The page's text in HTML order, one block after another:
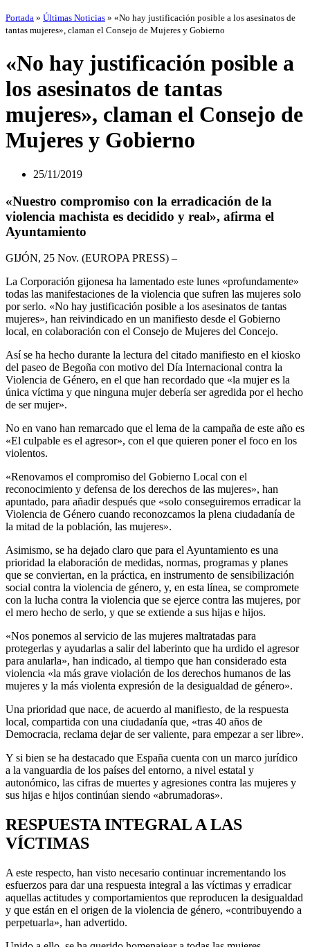
Portada » Últimas Noticias » «No hay justificación posible a los asesinatos de
tantas mujeres», claman el Consejo de Mujeres y Gobierno
«No hay justificación posible a
los asesinatos de tantas
mujeres», claman el Consejo de
Mujeres y Gobierno
25/11/2019
«Nuestro compromiso con la erradicación de la
violencia machista es decidido y real», afirma el
Ayuntamiento
GIJÓN, 25 Nov. (EUROPA PRESS) –
La Corporación gijonesa ha lamentado este lunes «profundamente»
todas las manifestaciones de la violencia que sufren las mujeres solo
por serlo. «No hay justificación posible a los asesinatos de tantas
mujeres», han reivindicado en un manifiesto desde el Gobierno
local, en colaboración con el Consejo de Mujeres del Concejo.
Así se ha hecho durante la lectura del citado manifiesto en el kiosko
del paseo de Begoña con motivo del Día Internacional contra la
Violencia de Género, en el que han recordado que «la mujer es la
única víctima y que ninguna mujer debería ser agredida por el hecho
de ser mujer».
No en vano han remarcado que el lema de la campaña de este año es
«El culpable es el agresor», con el que quieren poner el foco en los
violentos.
«Renovamos el compromiso del Gobierno Local con el
reconocimiento y defensa de los derechos de las mujeres», han
apuntado, para añadir después que «solo conseguiremos erradicar la
Violencia de Género cuando reconozcamos la plena ciudadanía de
la mitad de la población, las mujeres».
Asimismo, se ha dejado claro que para el Ayuntamiento es una
prioridad la elaboración de medidas, normas, programas y planes
que se conviertan, en la práctica, en instrumento de sensibilización
social contra la violencia de género, y, en esta línea, se compromete
con la lucha contra la violencia que se ejerce contra las mujeres, por
el mero hecho de serlo, y que se extiende a sus hijas e hijos.
«Nos ponemos al servicio de las mujeres maltratadas para
protegerlas y ayudarlas a salir del laberinto que ha urdido el agresor
para anularla», han indicado, al tiempo que han considerado esta
violencia «la más grave violación de los derechos humanos de las
mujeres y la más violenta expresión de la desigualdad de género».
Una prioridad que nace, de acuerdo al manifiesto, de la respuesta
local, compartida con una ciudadanía que, «tras 40 años de
Democracia, reclama dejar de ser valiente, para empezar a ser libre».
Y si bien se ha destacado que España cuenta con un marco jurídico
a la vanguardia de los países del entorno, a nivel estatal y
autonómico, las cifras de muertes y agresiones contra las mujeres y
sus hijas e hijos continúan siendo «abrumadoras».
RESPUESTA INTEGRAL A LAS
VÍCTIMAS
A este respecto, han visto necesario continuar incrementando los
esfuerzos para dar una respuesta integral a las víctimas y erradicar
aquellas actitudes y comportamientos que reproducen la desigualdad
y que están en el origen de la violencia de género, «contribuyendo a
perpetuarla», han advertido.